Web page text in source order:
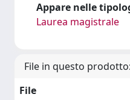
Appare nelle
Laurea magistrale
File in questo prodotto:
File